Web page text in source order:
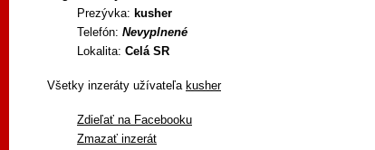
Prezývka: kusher
Telefón: Nevyplnené
Lokalita: Celá SR
Všetky inzeráty užívateľa kusher
Zdieľať na Facebooku
Zmazať inzerát